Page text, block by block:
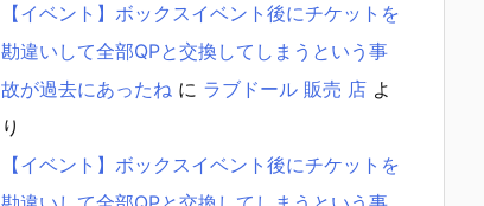
【イベント】ボックスイベント後にチケットを
勘違いして全部QPと交換してしまうという事
故が過去にあったね に ラブドール 販売 店 よ
り
【イベント】ボックスイベント後にチケットを